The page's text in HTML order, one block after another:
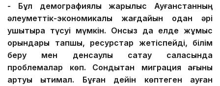
- Бұл демографиялық жарылыс Ауғанстанның
әлеуметтік-экономикалық жағдайын одан әрі
ушықтыра түсуі мүмкін. Онсыз да елде жұмыс
орындары тапшы, ресурстар жетіспейді, білім
беру мен денсаулық сақтау саласында
проблемалар көп. Сондықтан миграция ағыны
артуы ықтимал. Бұған дейін көптеген ауған